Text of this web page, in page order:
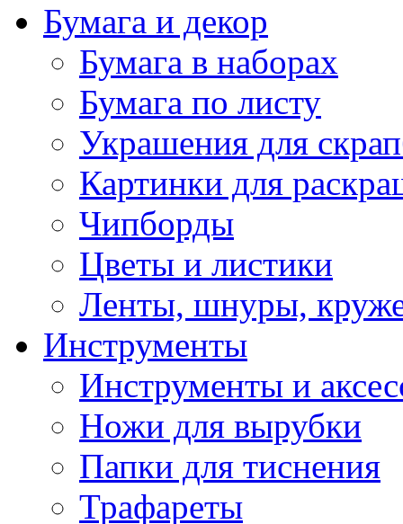
Бумага и декор
Бумага в наборах
Бумага по листу
Украшения для
Картинки для
Чипборды
Цветы и листики
Ленты, шнуры,
Инструменты
Инструменты и
Ножи для вырубки
Папки для тиснения
Трафареты